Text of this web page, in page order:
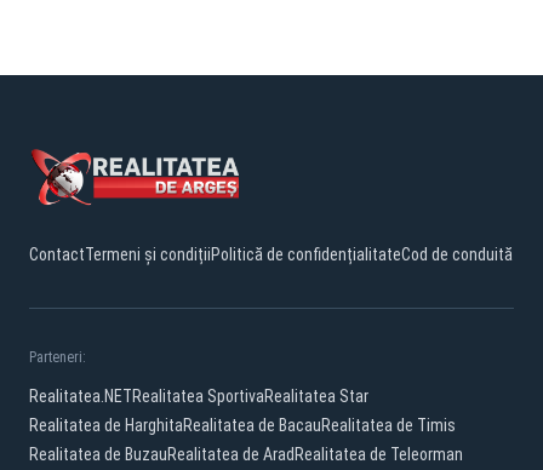
ContactTermeni și condițiiPolitică de confidențialitateCod de conduită
Parteneri:
Realitatea.NETRealitatea SportivaRealitatea Star
Realitatea de HarghitaRealitatea de BacauRealitatea de Timis
Realitatea de BuzauRealitatea de Arad Realitatea de Teleorman